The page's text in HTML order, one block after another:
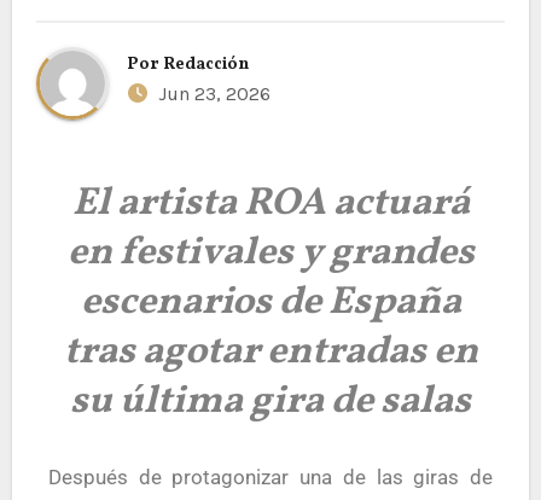
Por Redacción
Jun 23, 2026
El artista ROA actuará
en festivales y grandes
escenarios de España
tras agotar entradas en
su última gira de salas
Después de protagonizar una de las giras de